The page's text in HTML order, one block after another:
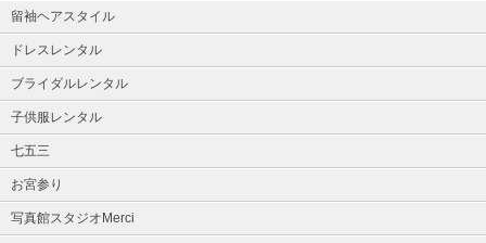
留袖ヘアスタイル
ドレスレンタル
ブライダルレンタル
子供服レンタル
七五三
お宮参り
写真館スタジオMerci